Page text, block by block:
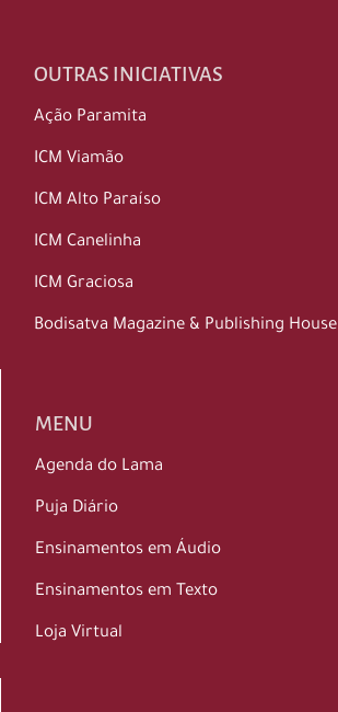
OUTRAS INICIATIVAS
Ação Paramita
ICM Viamão
ICM Alto Paraíso
ICM Canelinha
ICM Graciosa
Bodisatva Magazine & Publishing House
MENU
Agenda do Lama
Puja Diário
Ensinamentos em Áudio
Ensinamentos em Texto
Loja Virtual